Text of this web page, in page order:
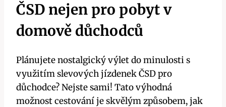
ČSD nejen pro pobyt v
domově důchodců
Plánujete nostalgický výlet do minulosti s
využitím slevových jízdenek ČSD pro
důchodce? Nejste sami! Tato výhodná
možnost cestování je skvělým způsobem, jak